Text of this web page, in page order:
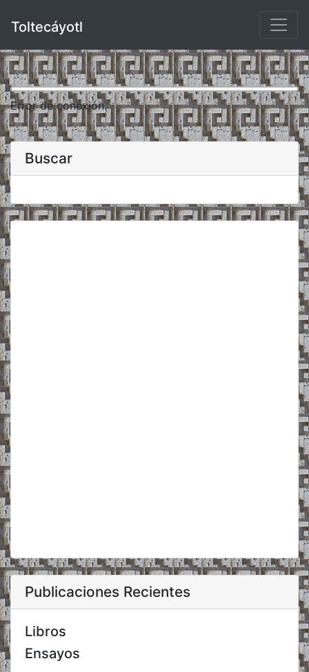
Toltecáyotl
Error de conexión.
Buscar
Publicaciones Recientes
Libros
Ensayos